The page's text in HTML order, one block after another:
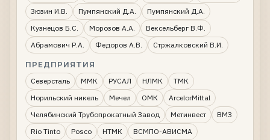
Зюзин И.В.
Пумпянский Д.А.
Пумпянский Д.А.
Кузнецов Б.С.
Морозов А.А.
Вексельберг В.Ф.
Абрамович Р.А.
Федоров А.В. Стржалковский В.И.
ПРЕДПРИЯТИЯ
Северсталь ММК РУСАЛ НЛМК
ТМК
Норильский никель
Мечел ОМК
ArcelorMittal
Челябинский Трубопрокатный Завод
Метинвест
ВМЗ
Rio Tinto
Posco НТМК ВСМПО-АВИСМА